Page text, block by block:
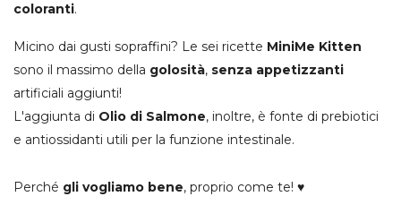
coloranti.
Micino dai gusti sopraffini? Le sei ricette MiniMe Kitten
sono il massimo della golosità, senza appetizzanti
artificiali aggiunti!
L'aggiunta di Olio di Salmone, inoltre, è fonte di prebiotici
e antiossidanti utili per la funzione intestinale.
Perché gli vogliamo bene, proprio come te! ♥